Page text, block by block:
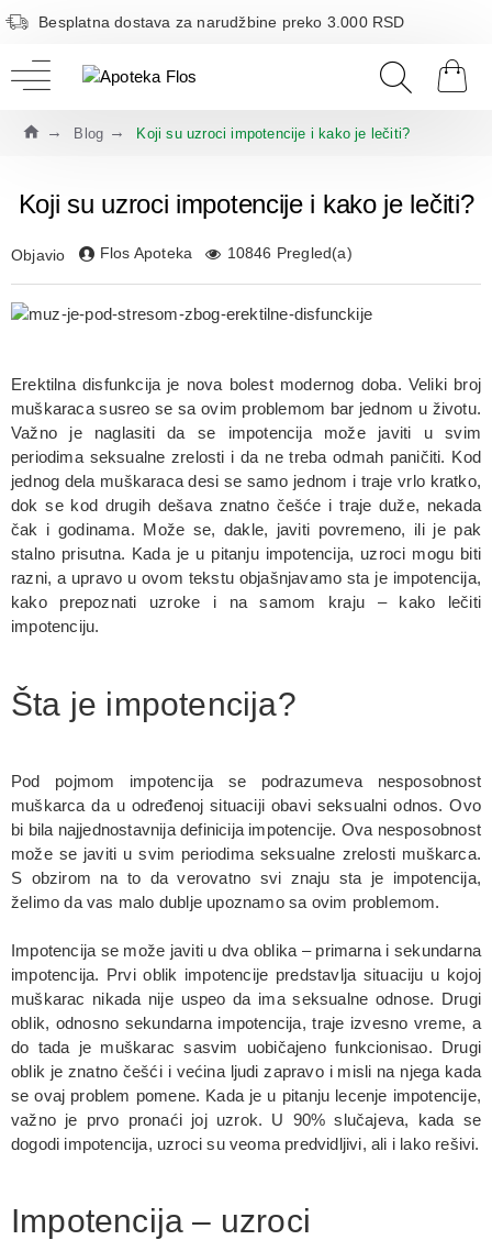
Besplatna dostava za narudžbine preko 3.000 RSD
Blog Koji su uzroci impotencije i kako je lečiti?
Koji su uzroci impotencije i kako je lečiti?
Objavio Flos Apoteka 10846 Pregled(a)
Erektilna disfunkcija je nova bolest modernog doba. Veliki broj
muškaraca susreo se sa ovim problemom bar jednom u životu.
Važno je naglasiti da se impotencija može javiti u svim
periodima seksualne zrelosti i da ne treba odmah paničiti. Kod
jednog dela muškaraca desi se samo jednom i traje vrlo kratko,
dok se kod drugih dešava znatno češće i traje duže, nekada
čak i godinama. Može se, dakle, javiti povremeno, ili je pak
stalno prisutna. Kada je u pitanju impotencija, uzroci mogu biti
razni, a upravo u ovom tekstu objašnjavamo sta je impotencija,
kako prepoznati uzroke i na samom kraju – kako lečiti
impotenciju.
Šta je impotencija?
Pod pojmom impotencija se podrazumeva nesposobnost
muškarca da u određenoj situaciji obavi seksualni odnos. Ovo
bi bila najjednostavnija definicija impotencije. Ova nesposobnost
može se javiti u svim periodima seksualne zrelosti muškarca.
S obzirom na to da verovatno svi znaju sta je impotencija,
želimo da vas malo dublje upoznamo sa ovim problemom.
Impotencija se može javiti u dva oblika – primarna i sekundarna
impotencija. Prvi oblik impotencije predstavlja situaciju u kojoj
muškarac nikada nije uspeo da ima seksualne odnose. Drugi
oblik, odnosno sekundarna impotencija, traje izvesno vreme, a
do tada je muškarac sasvim uobičajeno funkcionisao. Drugi
oblik je znatno češći i većina ljudi zapravo i misli na njega kada
se ovaj problem pomene. Kada je u pitanju lecenje impotencije,
važno je prvo pronaći joj uzrok. U 90% slučajeva, kada se
dogodi impotencija, uzroci su veoma predvidljivi, ali i lako rešivi.
Impotencija – uzroci